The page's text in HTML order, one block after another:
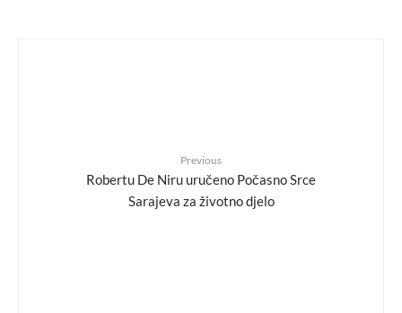
Previous
Robertu De Niru uručeno Počasno Srce
Sarajeva za životno djelo